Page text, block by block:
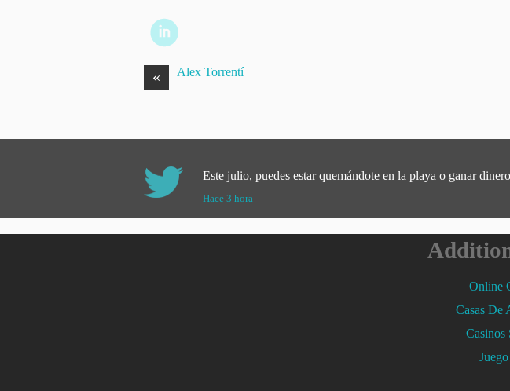
« Alex Torrentí
Este julio, puedes estar quemándote en la playa o ganar
Hace 3 hora
Online
Casas De
Casinos